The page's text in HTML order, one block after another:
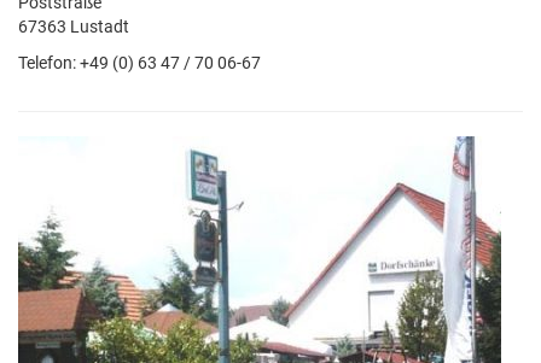
67363 Lustadt
Telefon: +49 (0) 63 47 / 70 06-67